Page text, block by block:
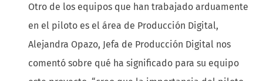
Otro de los equipos que han trabajado arduamente
en el piloto es el área de Producción Digital,
Alejandra Opazo, Jefa de Producción Digital nos
comentó sobre qué ha significado para su equipo